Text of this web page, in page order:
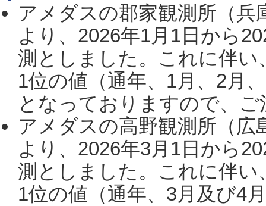
アメダスの郡家観測所（
より、2026年1月1日から
測としました。これに伴い
1位の値（通年、1月、2月
となっておりますので、
アメダスの高野観測所（
より、2026年3月1日から
測としました。これに伴い
1位の値（通年、3月及び4